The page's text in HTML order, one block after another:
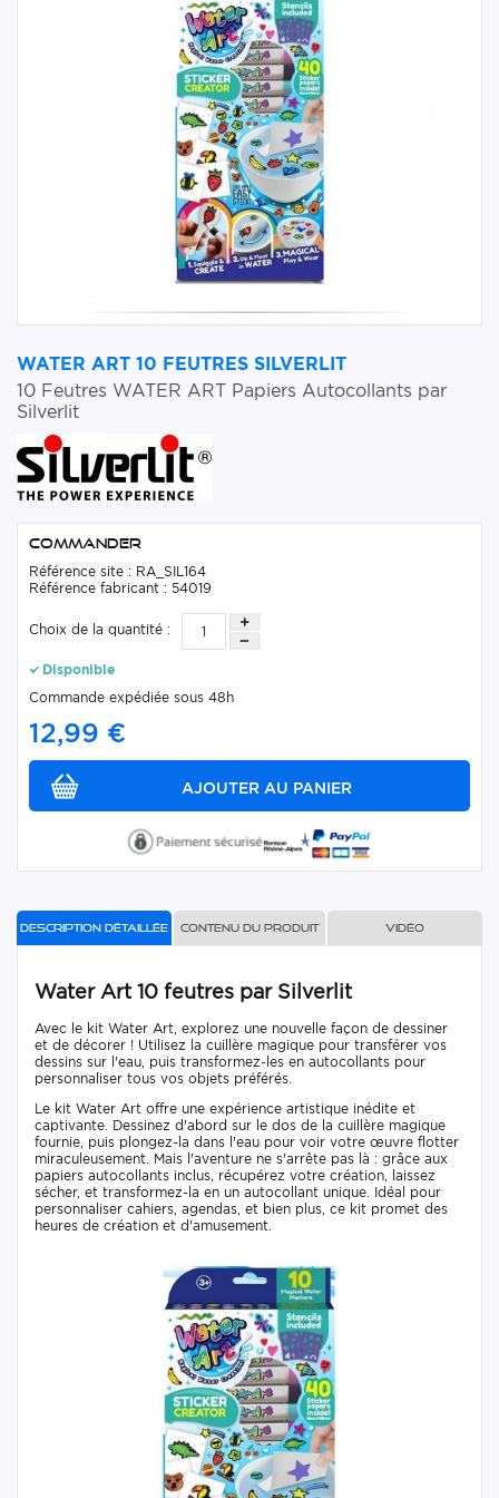
WATER ART 10 FEUTRES SILVERLIT
10 Feutres WATER ART Papiers Autocollants par
Silverlit
Commander
Référence site : RA_SIL164
Référence fabricant : 54019
Choix de la quantité :
Disponible
Commande expédiée sous 48h
12,99 €
Description détaillée Contenu du produit Vidéo
Water Art 10 feutres par Silverlit
Avec le kit Water Art, explorez une nouvelle façon de dessiner
et de décorer ! Utilisez la cuillère magique pour transférer vos
dessins sur l'eau, puis transformez-les en autocollants pour
personnaliser tous vos objets préférés.
Le kit Water Art offre une expérience artistique inédite et
captivante. Dessinez d'abord sur le dos de la cuillère magique
fournie, puis plongez-la dans l'eau pour voir votre œuvre flotter
miraculeusement. Mais l'aventure ne s'arrête pas là : grâce aux
papiers autocollants inclus, récupérez votre création, laissez
sécher, et transformez-la en un autocollant unique. Idéal pour
personnaliser cahiers, agendas, et bien plus, ce kit promet des
heures de création et d'amusement.